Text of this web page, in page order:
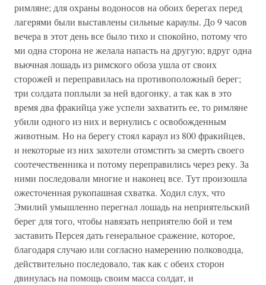
римляне; для охраны водоносов на обоих берегах перед
лагерями были выставлены сильные караулы. До 9 часов
вечера в этот день все было тихо и спокойно, потому что
ми одна сторона не желала напасть на другую; вдруг одна
вьючная лошадь из римского обоза ушла от своих
сторожей и переправилась на противоположный берег;
три солдата поплыли за ней вдогонку, а так как в это
время два фракийца уже успели захватить ее, то римляне
убили одного из них и вернулись с освобожденным
животным. Но на берегу стоял караул из 800 фракийцев,
и некоторые из них захотели отомстить за смерть своего
соотечественника и потому переправились через реку. За
ними последовали многие и наконец все. Тут произошла
ожесточенная рукопашная схватка. Ходил слух, что
Эмилий умышленно перегнал лошадь на неприятельский
берег для того, чтобы навязать неприятелю бой и тем
заставить Персея дать генеральное сражение, которое,
благодаря случаю или согласно намерению полководца,
действительно последовало, так как с обеих сторон
двинулась на помощь своим масса солдат, и